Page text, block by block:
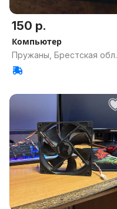
150 р.
Компьютер
Пружаны, Брестская обл.